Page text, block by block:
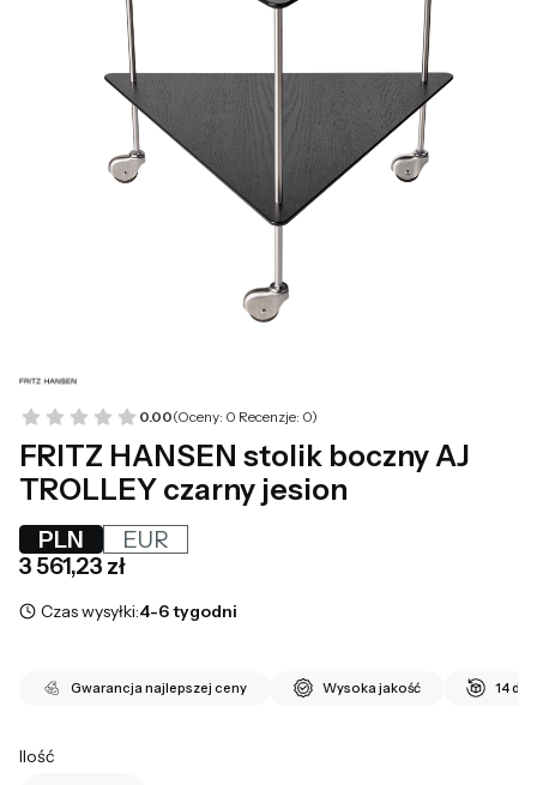
0.00(Oceny: 0 Recenzje: 0)
FRITZ HANSEN stolik boczny AJ
TROLLEY czarny jesion
PLN
EUR
Cena
3 561,23 zł
Czas wysyłki:4-6 tygodni
Gwarancja najlepszej ceny Wysoka jakość 14 dni
Ilość